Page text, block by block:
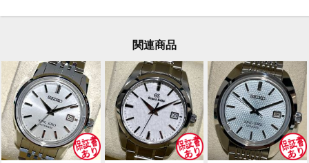
使用に伴うスレキズがございますが、大きなキズや打痕
等のない美品のお品物です。
コメント
グランドセイコーから、最高傑作との呼び声高い9Sメ
カニカル ハイビート36000 SBGH001が入荷致しまし
た。ムーブメントはCal.9S85を搭載、毎時36,000振動
（毎秒10振動）という高速振動によって、外乱に強
く、姿勢差による精度差や日差のばらつきを抑え、より
安定した高精度でご愛用頂けます。
関連商品